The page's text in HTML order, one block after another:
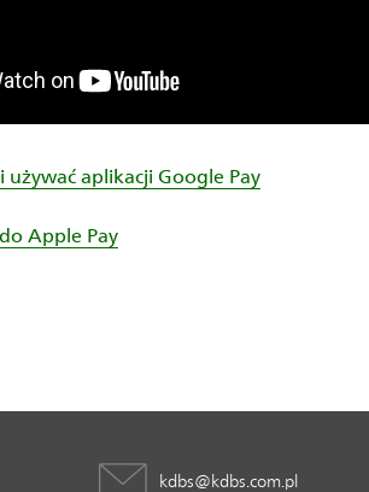
używać aplikacji Google Pay
Apple Pay
kdbs@kdbs.com.pl